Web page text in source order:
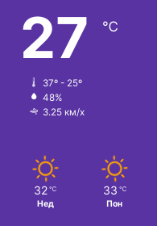
27 ℃
37º - 25º
48%
3.25 км/х
32 ℃
Нед
33 ℃
Пон